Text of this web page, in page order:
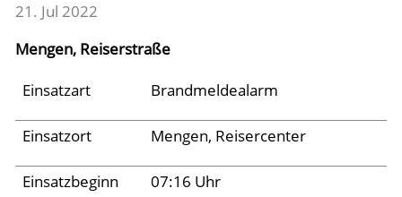
Fahrzeuge
Einsätze
21. Jul 2022
Mengen, Reiserstraße
Einsatzart
Brandmeldealarm
Einsatzort Mengen, Reisercenter
Einsatzbeginn 07:16 Uhr